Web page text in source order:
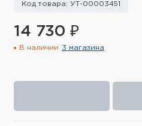
Код товара: УТ-00003451
14 730 ₽
В наличии 3 магазина